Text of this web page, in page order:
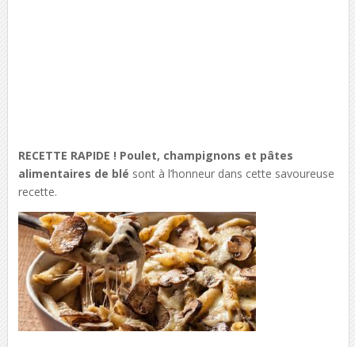
RECETTE RAPIDE ! Poulet, champignons et pâtes
alimentaires de blé sont à l’honneur dans cette savoureuse
recette.